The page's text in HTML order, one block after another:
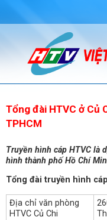
Tổng đài HTVC ở Củ
TPHCM
Truyền hình cáp HTVC là
hình thành phố Hồ Chí
Tổng đài truyền hình
Địa chỉ văn phòng
HTVC Củ Chi